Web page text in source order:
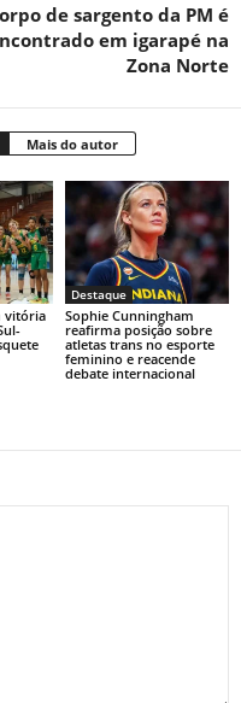
de sargento da PM é
em igarapé na
Zona Norte
Mais do autor
vitória
Destaque
Sophie Cunningham
reafirma posição sobre
atletas trans no esporte
feminino e reacende
debate internacional